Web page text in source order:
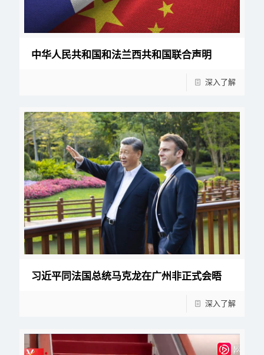
中华人民共和国和法兰西共和国联合声明
深入了解
习近平同法国总统马克龙在广州非正式会晤
深入了解